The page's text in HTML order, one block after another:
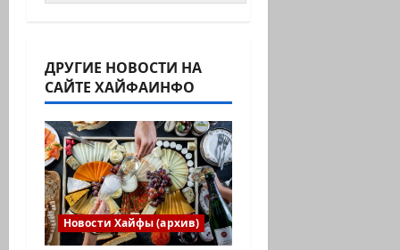
ДРУГИЕ НОВОСТИ НА
САЙТЕ ХАЙФАИНФО
Новости Хайфы (архив)